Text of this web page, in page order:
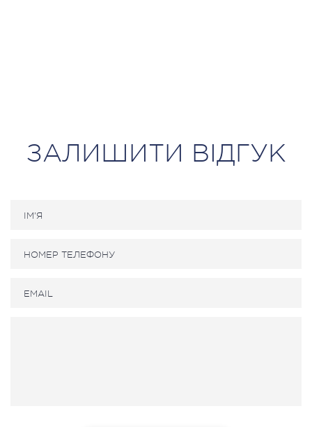
ЗАЛИШИТИ ВІДГУК